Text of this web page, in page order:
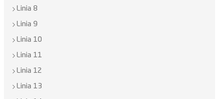
Linia 8
Linia 9
Linia 10
Linia 11
Linia 12
Linia 13